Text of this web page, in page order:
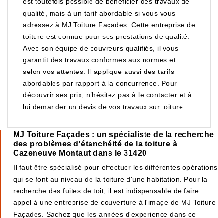
qualité, mais à un tarif abordable si vous vous
adressez à MJ Toiture Façades. Cette entreprise de
toiture est connue pour ses prestations de qualité.
Avec son équipe de couvreurs qualifiés, il vous
garantit des travaux conformes aux normes et
selon vos attentes. Il applique aussi des tarifs
abordables par rapport à la concurrence. Pour
découvrir ses prix, n’hésitez pas à le contacter et à
lui demander un devis de vos travaux sur toiture.
MJ Toiture Façades : un spécialiste de la recherche
des problèmes d'étanchéité de la toiture à
Cazeneuve Montaut dans le 31420
Il faut être spécialisé pour effectuer les différentes opérations
qui se font au niveau de la toiture d'une habitation. Pour la
recherche des fuites de toit, il est indispensable de faire
appel à une entreprise de couverture à l'image de MJ Toiture
Façades. Sachez que les années d'expérience dans ce